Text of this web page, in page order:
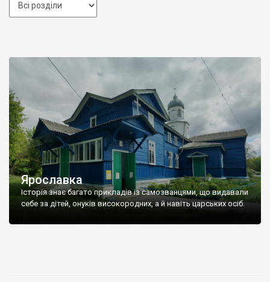
Ярославка
Історія знає багато прикладів із самозванцями, що видавали
себе за дітей, онуків високородних, а й навіть царських осіб.